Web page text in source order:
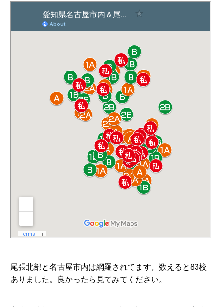
尾張北部と名古屋市内は網羅されてます。数えると83校
ありました。良かったら見てみてください。